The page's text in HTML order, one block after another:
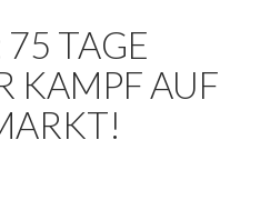
TAGE
KAMPF AUF